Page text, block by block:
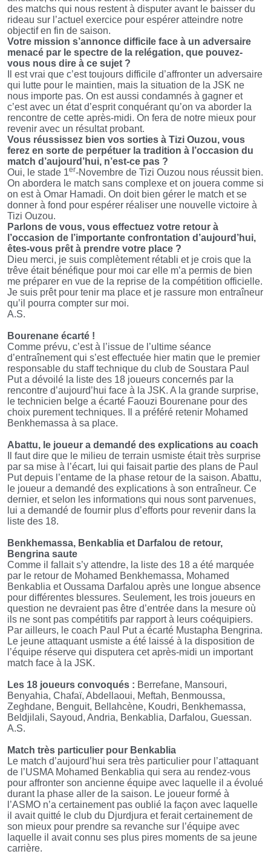
des matchs qui nous restent à disputer avant le baisser du
rideau sur l’actuel exercice pour espérer atteindre notre
objectif en fin de saison.
Votre mission s’annonce difficile face à un adversaire
menacé par le spectre de la relégation, que pouvez-
vous nous dire à ce sujet ?
Il est vrai que c’est toujours difficile d’affronter un adversaire
qui lutte pour le maintien, mais la situation de la JSK ne
nous importe pas. On est aussi condamnés à gagner et
c’est avec un état d’esprit conquérant qu’on va aborder la
rencontre de cette après-midi. On fera de notre mieux pour
revenir avec un résultat probant.
Vous réussissez bien vos sorties à Tizi Ouzou, vous
ferez en sorte de perpétuer la tradition à l’occasion du
match d’aujourd’hui, n’est-ce pas ?
Oui, le stade 1er-Novembre de Tizi Ouzou nous réussit bien.
On abordera le match sans complexe et on jouera comme si
on est à Omar Hamadi. On doit bien gérer le match et se
donner à fond pour espérer réaliser une nouvelle victoire à
Tizi Ouzou.
Parlons de vous, vous effectuez votre retour à
l’occasion de l’importante confrontation d’aujourd’hui,
êtes-vous prêt à prendre votre place ?
Dieu merci, je suis complètement rétabli et je crois que la
trêve était bénéfique pour moi car elle m’a permis de bien
me préparer en vue de la reprise de la compétition officielle.
Je suis prêt pour tenir ma place et je rassure mon entraîneur
qu’il pourra compter sur moi.
A.S.
Bourenane écarté !
Comme prévu, c’est à l’issue de l’ultime séance
d’entraînement qui s’est effectuée hier matin que le premier
responsable du staff technique du club de Soustara Paul
Put a dévoilé la liste des 18 joueurs concernés par la
rencontre d’aujourd’hui face à la JSK. A la grande surprise,
le technicien belge a écarté Faouzi Bourenane pour des
choix purement techniques. Il a préféré retenir Mohamed
Benkhemassa à sa place.
Abattu, le joueur a demandé des explications au coach
Il faut dire que le milieu de terrain usmiste était très surprise
par sa mise à l’écart, lui qui faisait partie des plans de Paul
Put depuis l’entame de la phase retour de la saison. Abattu,
le joueur a demandé des explications à son entraîneur. Ce
dernier, et selon les informations qui nous sont parvenues,
lui a demandé de fournir plus d’efforts pour revenir dans la
liste des 18.
Benkhemassa, Benkablia et Darfalou de retour,
Bengrina saute
Comme il fallait s’y attendre, la liste des 18 a été marquée
par le retour de Mohamed Benkhemassa, Mohamed
Benkablia et Oussama Darfalou après une longue absence
pour différentes blessures. Seulement, les trois joueurs en
question ne devraient pas être d’entrée dans la mesure où
ils ne sont pas compétitifs par rapport à leurs coéquipiers.
Par ailleurs, le coach Paul Put a écarté Mustapha Bengrina.
Le jeune attaquant usmiste a été laissé à la disposition de
l’équipe réserve qui disputera cet après-midi un important
match face à la JSK.
Les 18 joueurs convoqués : Berrefane, Mansouri,
Benyahia, Chafaï, Abdellaoui, Meftah, Benmoussa,
Zeghdane, Benguit, Bellahcène, Koudri, Benkhemassa,
Beldjilali, Sayoud, Andria, Benkablia, Darfalou, Guessan.
A.S.
Match très particulier pour Benkablia
Le match d’aujourd’hui sera très particulier pour l’attaquant
de l’USMA Mohamed Benkablia qui sera au rendez-vous
pour affronter son ancienne équipe avec laquelle il a évolué
durant la phase aller de la saison. Le joueur formé à
l’ASMO n’a certainement pas oublié la façon avec laquelle
il avait quitté le club du Djurdjura et ferait certainement de
son mieux pour prendre sa revanche sur l’équipe avec
laquelle il avait connu ses plus pires moments de sa jeune
carrière.